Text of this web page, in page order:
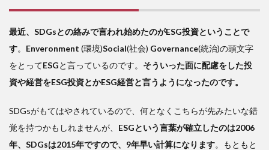
よう
うも
の
2
渋
は、
「持
続可
最近、SDGsとの絡みで言われ始めたのがESG投資ということで
す。 Enveronment (環境)Social(社会) Governance(統治)の頭文字
をとってESGと言っているのです。 そういった面に配慮をした投
資や経営をESG投資とかESG経営と言うようになったのです。
SDGsがもてはやされているので、何となくこちらが先みたいな錯
覚を持つかもしれませんが、 ESGという言葉が確立したのは2006
年、SDGsは2015年ですので、9年早い計算になります。もともと